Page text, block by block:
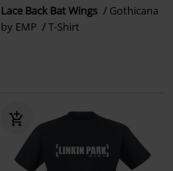
Lace Back Bat Wings
Gothicana
by EMP
T-Shirt